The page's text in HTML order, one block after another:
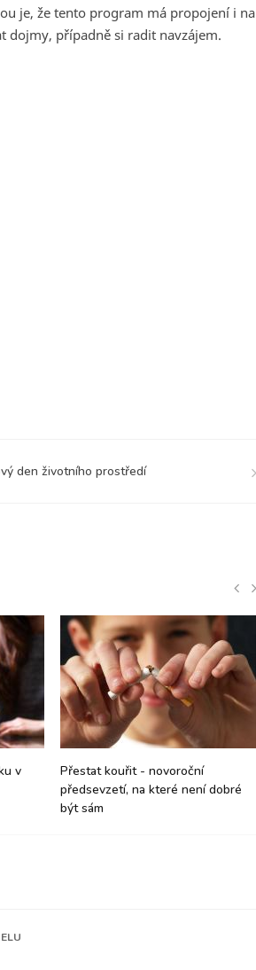
je, že tento program má propojení i na
dojmy, případně si radit navzájem.
den životního prostředí
v
Přestat kouřit - novoroční
předsevzetí, na které není dobré
být sám